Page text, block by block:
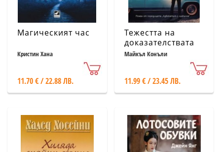
Магическият час
Кристин Хана
11.70 € / 22.88 ЛВ.
Тежестта на
доказателствата
Майкъл Конъли
11.99 € / 23.45 ЛВ.